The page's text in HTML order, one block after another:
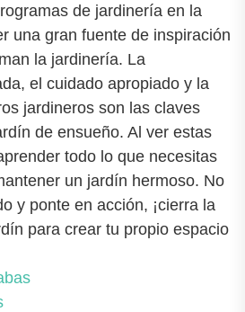
de jardinería en la
una gran fuente de inspiración
la jardinería. La
el cuidado apropiado y la
jardineros son las claves
de ensueño. Al ver estas
todo lo que necesitas
un jardín hermoso. No
y ponte en acción, ¡cierra la
para crear tu propio espacio